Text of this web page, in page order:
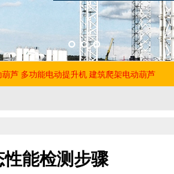
葫芦 多功能电动提升机 建筑爬架电动葫芦
能检测步骤